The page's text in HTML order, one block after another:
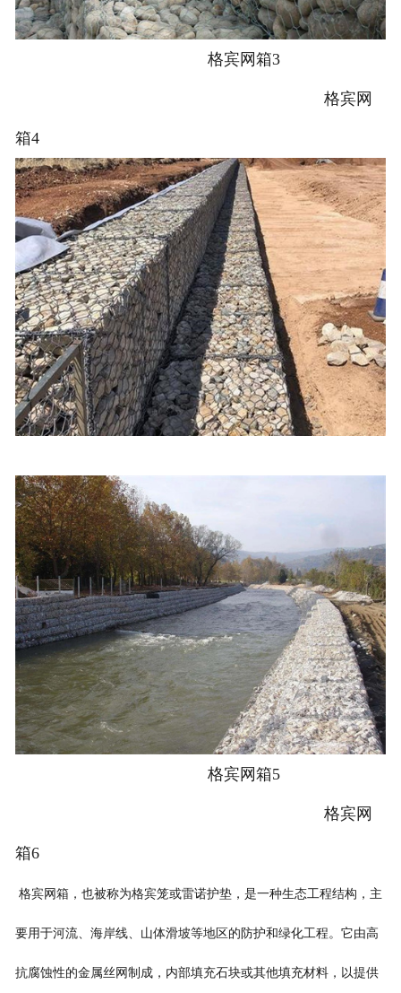
格宾网箱3
格宾网
箱4
格宾网箱5
格宾网
箱6
格宾网箱，也被称为格宾笼或雷诺护垫，是一种生态工程结构，主
要用于河流、海岸线、山体滑坡等地区的防护和绿化工程。它由高
抗腐蚀性的金属丝网制成，内部填充石块或其他填充材料，以提供